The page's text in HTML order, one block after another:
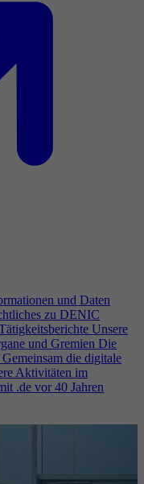
und Daten
zu DENIC
Unsere
und Gremien Die
Gemeinsam die digitale
Aktivitäten im
.de vor 40 Jahren